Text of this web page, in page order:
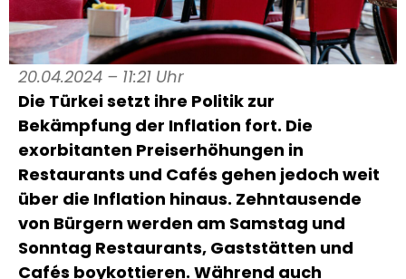
20.04.2024 – 11:21 Uhr
Die Türkei setzt ihre Politik zur
Bekämpfung der Inflation fort. Die
exorbitanten Preiserhöhungen in
Restaurants und Cafés gehen jedoch weit
über die Inflation hinaus. Zehntausende
von Bürgern werden am Samstag und
Sonntag Restaurants, Gaststätten und
Cafés boykottieren. Während auch